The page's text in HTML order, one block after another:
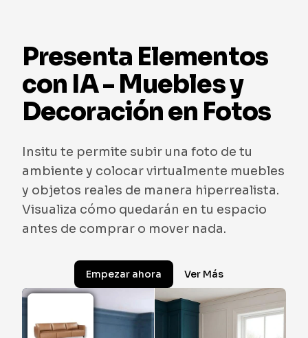
Presenta Elementos
con IA - Muebles y
Decoración en Fotos
Insitu te permite subir una foto de tu
ambiente y colocar virtualmente muebles
y objetos reales de manera hiperrealista.
Visualiza cómo quedarán en tu espacio
antes de comprar o mover nada.
Empezar ahora Ver Más